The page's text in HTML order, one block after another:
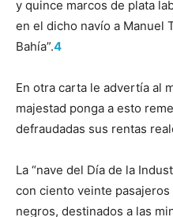
y quince marcos de plata
en el dicho navío a Manuel
Bahía”.4
En otra carta le advertía al
majestad ponga a esto
defraudadas sus rentas
La “nave del Día de la
con ciento veinte
negros, destinados a las